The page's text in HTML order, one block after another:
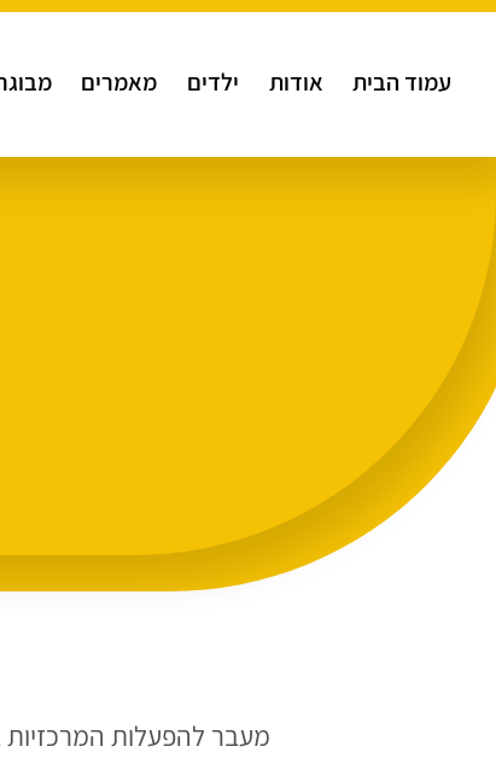
עמוד הבית אודות ילדים מאמרים
מעבר להפעלות המרכזיות